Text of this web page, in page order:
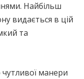
Найбільш
видається в цій
та
манери